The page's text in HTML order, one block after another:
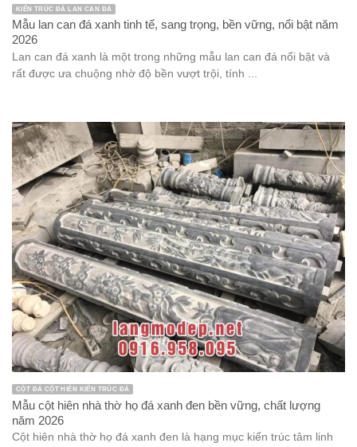
KIẾN TRÚC ĐÁ LAN CAN ĐÁ
Mẫu lan can đá xanh tinh tế, sang trọng, bền vững, nổi bật năm
2026
Lan can đá xanh là một trong những mẫu lan can đá nổi bật và
rất được ưa chuộng nhờ độ bền vượt trội, tính ...
CỘT ĐÁ CỘT HIÊN KIẾN TRÚC ĐÁ
Mẫu cột hiên nhà thờ họ đá xanh đen bền vững, chất lượng
năm 2026
Cột hiên nhà thờ họ đá xanh đen là hạng mục kiến trúc tâm linh